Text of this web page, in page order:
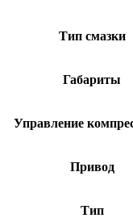
Тип смазки
Габариты
Управление
Привод
Тип